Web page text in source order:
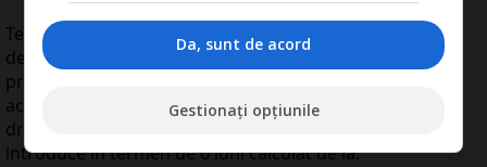
Termenele de exercitare a actiunii sunt reglementate
de art. 11 din Legea nr. 554/2004. Astfel regula generala
prevede ca cererile prin care se solicita anularea unui
act administrativ individual sau recunoasterea
dreptului pretins si repararea pagubei cauzate se pot
introduce in termen de 6 luni calculat de la:
Da, sunt de acord
Gestionați opțiunile